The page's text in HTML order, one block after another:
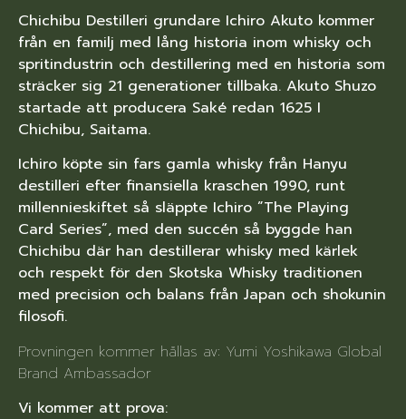
Chichibu Destilleri grundare Ichiro Akuto kommer
från en familj med lång historia inom whisky och
spritindustrin och destillering med en historia som
sträcker sig 21 generationer tillbaka. Akuto Shuzo
startade att producera Saké redan 1625 I
Chichibu, Saitama.
Ichiro köpte sin fars gamla whisky från Hanyu
destilleri efter finansiella kraschen 1990, runt
millennieskiftet så släppte Ichiro ”The Playing
Card Series”, med den succén så byggde han
Chichibu där han destillerar whisky med kärlek
och respekt för den Skotska Whisky traditionen
med precision och balans från Japan och shokunin
filosofi.
Provningen kommer hållas av: Yumi Yoshikawa Global
Brand Ambassador
Vi kommer att prova: